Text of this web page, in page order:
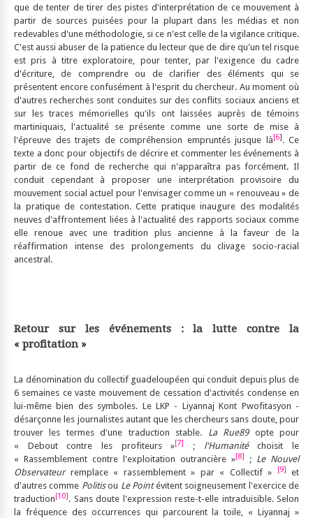
que de tenter de tirer des pistes d'interprétation de ce mouvement à
partir de sources puisées pour la plupart dans les médias et non
redevables d'une méthodologie, si ce n'est celle de la vigilance critique.
C'est aussi abuser de la patience du lecteur que de dire qu'un tel risque
est pris à titre exploratoire, pour tenter, par l'exigence du cadre
d'écriture, de comprendre ou de clarifier des éléments qui se
présentent encore confusément à l'esprit du chercheur. Au moment où
d'autres recherches sont conduites sur des conflits sociaux anciens et
sur les traces mémorielles qu'ils ont laissées auprès de témoins
martiniquais, l'actualité se présente comme une sorte de mise à
l'épreuve des trajets de compréhension empruntés jusque là[6]. Ce
texte a donc pour objectifs de décrire et commenter les événements à
partir de ce fond de recherche qui n'apparaîtra pas forcément. Il
conduit cependant à proposer une interprétation provisoire du
mouvement social actuel pour l'envisager comme un « renouveau » de
la pratique de contestation. Cette pratique inaugure des modalités
neuves d'affrontement liées à l'actualité des rapports sociaux comme
elle renoue avec une tradition plus ancienne à la faveur de la
réaffirmation intense des prolongements du clivage socio-racial
ancestral.
Retour sur les événements : la lutte contre la
« profitation »
La dénomination du collectif guadeloupéen qui conduit depuis plus de
6 semaines ce vaste mouvement de cessation d'activités condense en
lui-même bien des symboles. Le LKP - Liyannaj Kont Pwofitasyon -
désarçonne les journalistes autant que les chercheurs sans doute, pour
trouver les termes d'une traduction stable. La Rue89opte pour
« Debout contre les profiteurs »[7] ; l'Humanitéchoisit le
« Rassemblement contre l'exploitation outrancière »[8] ; Le Nouvel
Observateurremplace « rassemblement » par « Collectif » [9]
et
d'autres comme Politisou Le Pointévitent soigneusement l'exercice de
traduction[10]. Sans doute l'expression reste-t-elle intraduisible. Selon
la fréquence des occurrences qui parcourent la toile, « Liyannaj »